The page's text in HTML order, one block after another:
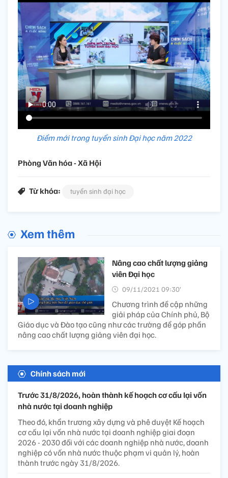
Điểm mới trong tuyển sinh Đại học năm 2022
Phòng Văn hóa - Xã Hội
Từ khóa: tuyển sinh đại học
Xem thêm
Nâng cao chất lượng giảng
viên Đại học
09/11/2021 09:30’
Chương trình đề cập những
giải pháp của Chính phủ, Bộ
Giáo dục và Đào tạo cũng như các trường để góp phần
nâng cao chất lượng giảng viên đại học.
Chính sách mới
Trước 31/8/2026, hoàn thành kế hoạch cơ cấu lại vốn
nhà nước tại doanh nghiệp
Theo đó, khẩn trương xây dựng và phê duyệt Kế hoạch
cơ cấu lại vốn nhà nước tại doanh nghiệp giai đoạn
2026 - 2030 đối với các doanh nghiệp nhà nước, doanh
nghiệp có vốn nhà nước thuộc phạm vi quản lý, hoàn
thành trước ngày 31/8/2026.